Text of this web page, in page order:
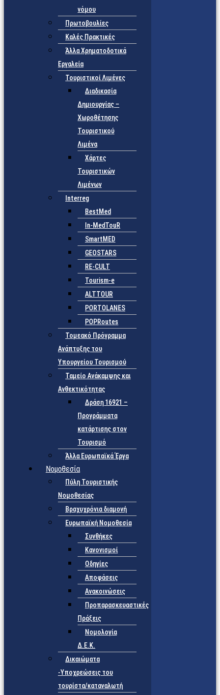
νόμου
Πρωτοβουλίες
Καλές Πρακτικές
Άλλα Χρηματοδοτικά
Εργαλεία
Τουριστικοί Λιμένες
Διαδικασία
Δημιουργίας –
Χωροθέτησης
Τουριστικού
Λιμένα
Χάρτες
Τουριστικών
Λιμένων
Interreg
BestMed
In-MedTouR
SmartMED
GEOSTARS
RE-CULT
Tourism-e
ALTTOUR
PORTOLANES
POPRoutes
Τομεακό Πρόγραμμα
Ανάπτυξης του
Υπουργείου Τουρισμού
Ταμείο Ανάκαμψης και
Ανθεκτικότητας
Δράση 16921 –
Προγράμματα
κατάρτισης στον
Τουρισμό
Άλλα Ευρωπαϊκά Έργα
Νομοθεσία
Πύλη Τουριστικής
Νομοθεσίας
Βραχυχρόνια διαμονή
Ευρωπαϊκή Νομοθεσία
Συνθήκες
Κανονισμοί
Οδηγίες
Αποφάσεις
Ανακοινώσεις
Προπαρασκευαστικές
Πράξεις
Νομολογία
Δ.Ε.Κ.
Δικαιώματα
-Υποχρεώσεις του
τουρίστα/καταναλωτή